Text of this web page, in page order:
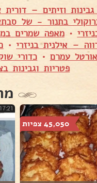
וזיתים – דורית
בתנור - של
•מאפה שמרים
– אילנית בניזרי •
עמרם • כדורי
פטריות וגבינות
45,050 צפיות